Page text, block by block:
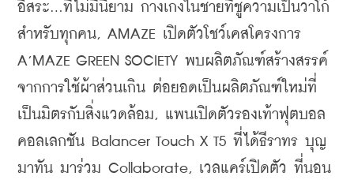
อิสระ…ที่ไม่มีนิยาม กางเกงในชายที่ชูความเป็นวาโก้
สำหรับทุกคน, AMAZE เปิดตัวโชว์เคสโครงการ
A’MAZE GREEN SOCIETY พบผลิตภัณฑ์สร้างสรรค์
จากการใช้ผ้าส่วนเกิน ต่อยอดเป็นผลิตภัณฑ์ใหม่ที่
เป็นมิตรกับสิ่งแวดล้อม, แพนเปิดตัวรองเท้าฟุตบอล
คอลเลกชัน Balancer Touch X T5 ที่ได้ธีราทร บุญ
มาทัน มาร่วม Collaborate, เวลแคร์เปิดตัว ที่นอน